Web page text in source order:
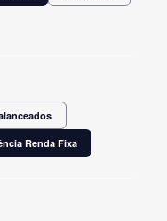
Renda Fixa